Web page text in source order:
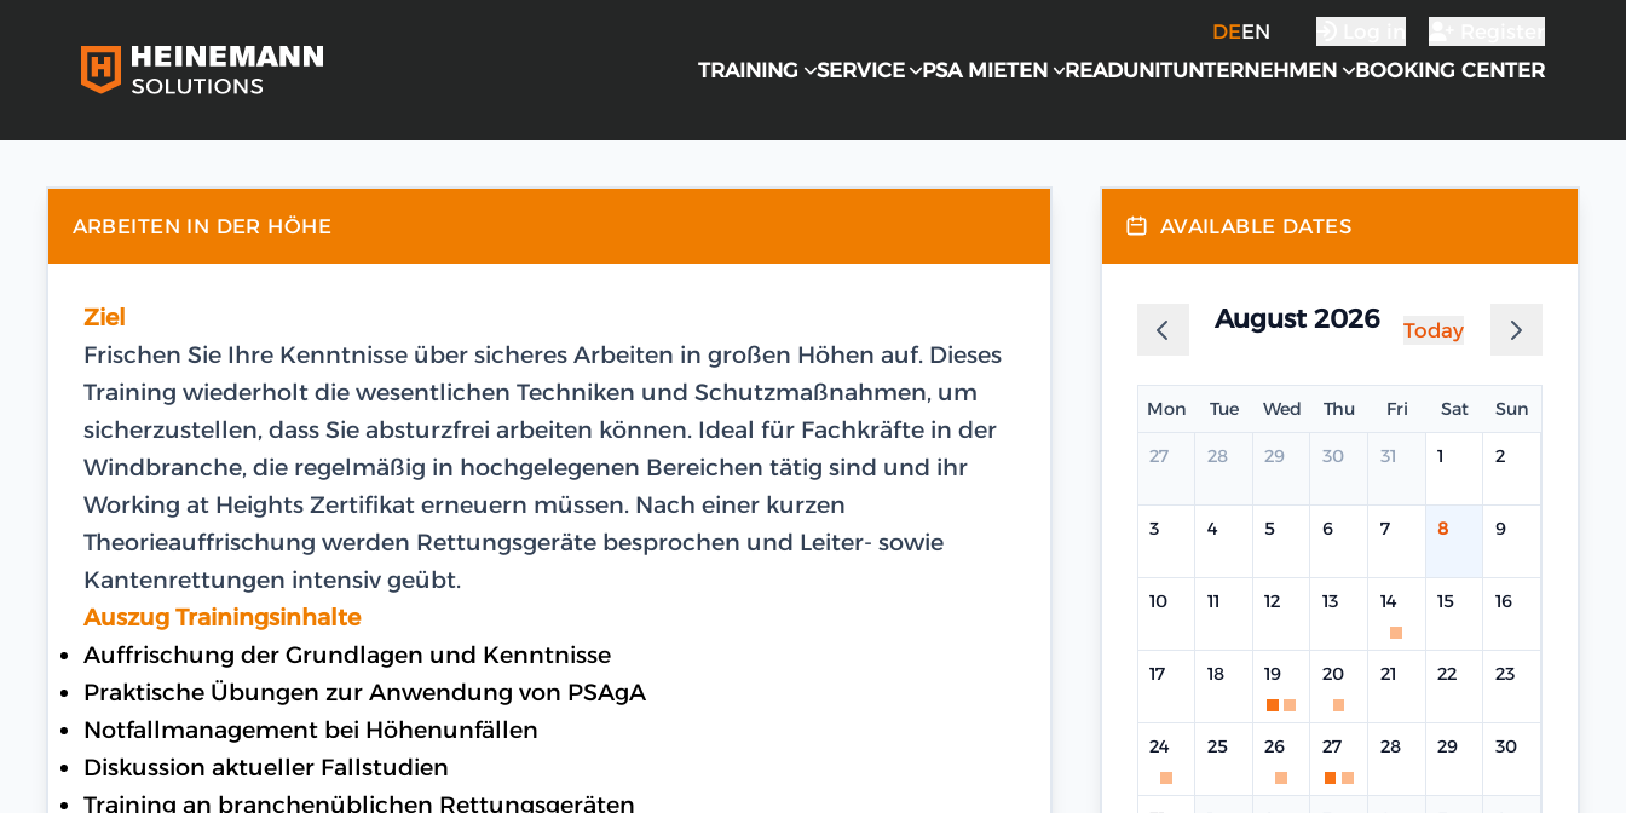
DEEN
TRAINING
SERVICE PSA MIETEN READUNITUNTERNEHMEN BOOKING CENTER
ARBEITEN IN DER HÖHE
Ziel
Frischen Sie Ihre Kenntnisse über sicheres Arbeiten in großen Höhen auf. Dieses
Training wiederholt die wesentlichen Techniken und Schutzmaßnahmen, um
sicherzustellen, dass Sie absturzfrei arbeiten können. Ideal für Fachkräfte in der
Windbranche, die regelmäßig in hochgelegenen Bereichen tätig sind und ihr
Working at Heights Zertifikat erneuern müssen. Nach einer kurzen
Theorieauffrischung werden Rettungsgeräte besprochen und Leiter- sowie
Kantenrettungen intensiv geübt.
Auszug Trainingsinhalte
Auffrischung der Grundlagen und Kenntnisse
Praktische Übungen zur Anwendung von PSAgA
Notfallmanagement bei Höhenunfällen
Diskussion aktueller Fallstudien
Training an branchenüblichen Rettungsgeräten
AVAILABLE DATES
August 2026 Today
Mon Tue Wed Thu Fri Sat Sun
27 28 29 30 31 1 2
3 4 5 6 7 8 9
10 11 12 13 14 15 16
17 18 19 20 21 22 23
24 25 26 27 28 29 30